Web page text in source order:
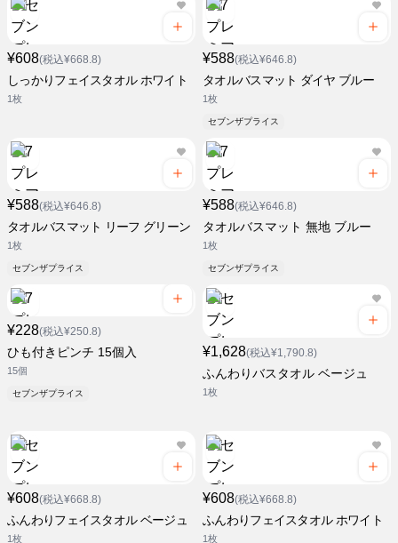
¥608(税込¥668.8)
しっかりフェイスタオル ホワイト
1枚
¥588(税込¥646.8)
タオルバスマット ダイヤ ブルー
1枚
セブンザプライス
¥588(税込¥646.8)
タオルバスマット リーフ グリーン
1枚
セブンザプライス
¥588(税込¥646.8)
タオルバスマット 無地 ブルー
1枚
セブンザプライス
¥228(税込¥250.8)
ひも付きピンチ 15個入
15個
セブンザプライス
¥1,628(税込¥1,790.8)
ふんわりバスタオル ベージュ
1枚
¥608(税込¥668.8)
ふんわりフェイスタオル ベージュ
1枚
¥608(税込¥668.8)
ふんわりフェイスタオル ホワイト
1枚